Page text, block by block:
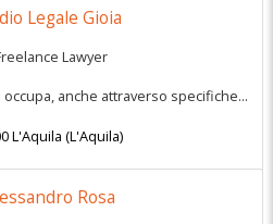
Legale Gioia
Lawyer
anche attraverso specifiche...
L'Aquila (L'Aquila)
Rosa